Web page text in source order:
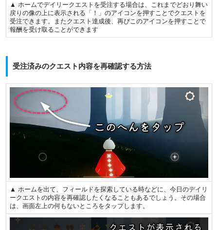
▲ ホームでデイリークエストを受注する場合は、これまでどおり舞い
戻りの像の上に表示される「！」のアイコンを押すことでクエストを
受注できます。またクエスト達成後、再びこのアイコンを押すことで
報酬を受け取ることができます
受注済みのクエスト内容を再確認する方法
▲ ホームを出て、フィールドを探索している時などに、今日のデイリ
ークエストの内容を再確認したくなることもあるでしょう。その場合
は、画面左上の何もないところをタップします。